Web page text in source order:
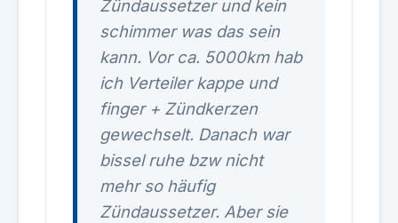
Zündaussetzer und kein
schimmer was das sein
kann. Vor ca. 5000km hab
ich Verteiler kappe und
finger + Zündkerzen
gewechselt. Danach war
bissel ruhe bzw nicht
mehr so häufig
Zündaussetzer. Aber sie